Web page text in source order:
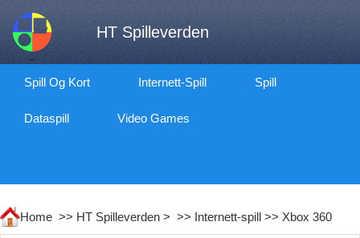
HT Spilleverden
Spill Og Kort Internett-Spill Spill
Dataspill Video Games
Home >> HT Spilleverden > >> Internett-spill >> Xbox 360